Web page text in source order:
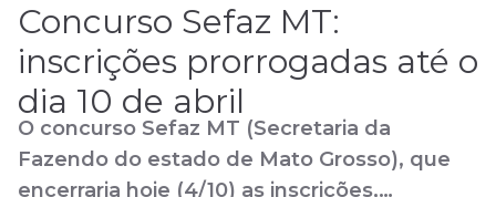
Concurso Sefaz MT:
inscrições prorrogadas até o
dia 10 de abril
O concurso Sefaz MT (Secretaria da
Fazendo do estado de Mato Grosso), que
encerraria hoje (4/10) as inscrições,